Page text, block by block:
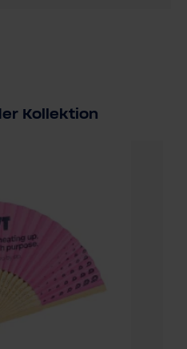
Kollektion